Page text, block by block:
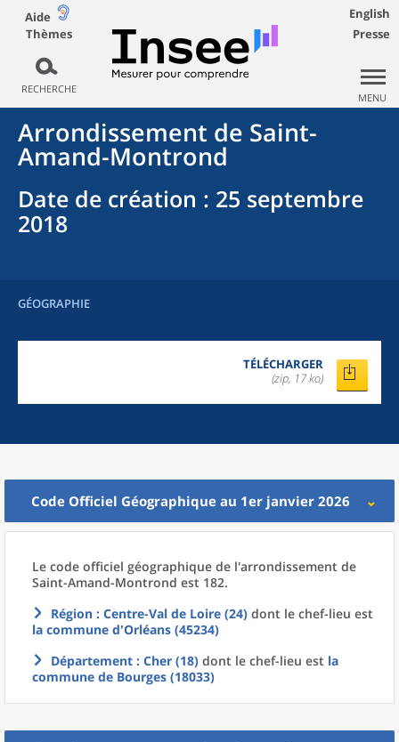
Aide
Thèmes
RECHERCHE
English
Presse
MENU
Arrondissement de Saint-
Amand-Montrond
Date de création : 25 septembre
2018
GÉOGRAPHIE
TÉLÉCHARGER
(zip, 17 ko)
Code Officiel Géographique au 1er janvier 2026
Le code officiel géographique de l'arrondissement de
Saint-Amand-Montrond est 182.
Région : Centre-Val de Loire (24) dont le chef-lieu est
la commune d'Orléans (45234)
Département : Cher (18) dont le chef-lieu est la
commune de Bourges (18033)